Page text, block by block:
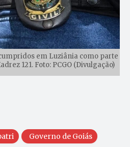
em Luziânia como parte
121. Foto: PCGO (Divulgação)
Governo de Goiás